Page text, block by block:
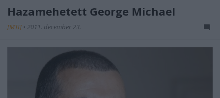
Hazamehetett George Michael
[MTI] • 2011. december 23.